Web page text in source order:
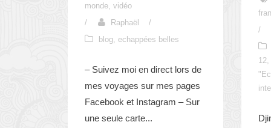
monde vidéo
/
Raphaël
/
blog echappées belles
– Suivez moi en direct lors de
mes voyages sur mes pages
Facebook et Instagram – Sur
une seule carte...
/
12